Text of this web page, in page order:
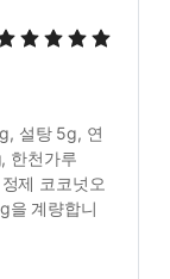
설탕 5g, 연
한천가루
제 코코넛오
을 계량합니